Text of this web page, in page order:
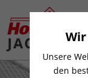
Unsere
den